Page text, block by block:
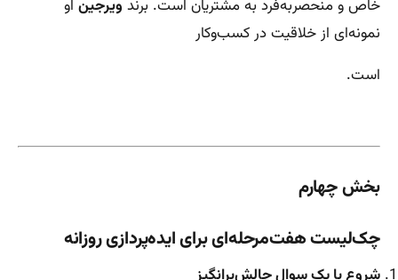
خاص و منحصر‌به‌فرد به مشتریان است. برند ویرجین او
نمونه‌ای از خلاقیت در کسب‌وکار
است.
بخش چهارم
چک‌لیست هفت‌مرحله‌ای برای ایده‌پردازی روزانه
شروع با یک سوال چالش‌برانگیز